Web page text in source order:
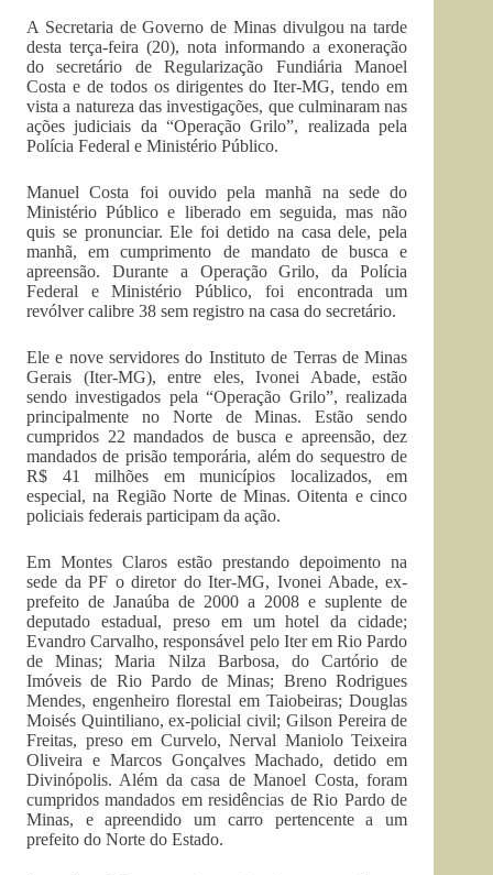
A Secretaria de Governo de Minas divulgou na tarde
desta terça-feira (20), nota informando a exoneração
do secretário de Regularização Fundiária Manoel
Costa e de todos os dirigentes do Iter-MG, tendo em
vista a natureza das investigações, que culminaram nas
ações judiciais da “Operação Grilo”, realizada pela
Polícia Federal e Ministério Público.
Manuel Costa foi ouvido pela manhã na sede do
Ministério Público e liberado em seguida, mas não
quis se pronunciar. Ele foi detido na casa dele, pela
manhã, em cumprimento de mandato de busca e
apreensão. Durante a Operação Grilo, da Polícia
Federal e Ministério Público, foi encontrada um
revólver calibre 38 sem registro na casa do secretário.
Ele e nove servidores do Instituto de Terras de Minas
Gerais (Iter-MG), entre eles, Ivonei Abade, estão
sendo investigados pela “Operação Grilo”, realizada
principalmente no Norte de Minas. Estão sendo
cumpridos 22 mandados de busca e apreensão, dez
mandados de prisão temporária, além do sequestro de
R$ 41 milhões em municípios localizados, em
especial, na Região Norte de Minas. Oitenta e cinco
policiais federais participam da ação.
Em Montes Claros estão prestando depoimento na
sede da PF o diretor do Iter-MG, Ivonei Abade, ex-
prefeito de Janaúba de 2000 a 2008 e suplente de
deputado estadual, preso em um hotel da cidade;
Evandro Carvalho, responsável pelo Iter em Rio Pardo
de Minas; Maria Nilza Barbosa, do Cartório de
Imóveis de Rio Pardo de Minas; Breno Rodrigues
Mendes, engenheiro florestal em Taiobeiras; Douglas
Moisés Quintiliano, ex-policial civil; Gilson Pereira de
Freitas, preso em Curvelo, Nerval Maniolo Teixeira
Oliveira e Marcos Gonçalves Machado, detido em
Divinópolis. Além da casa de Manoel Costa, foram
cumpridos mandados em residências de Rio Pardo de
Minas, e apreendido um carro pertencente a um
prefeito do Norte do Estado.